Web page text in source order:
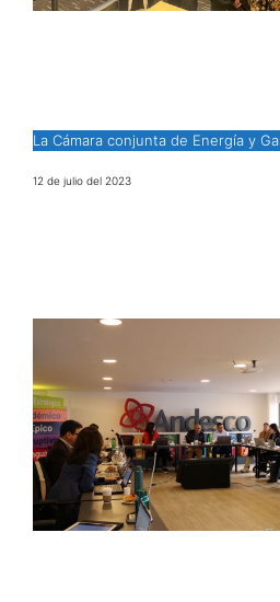
La Cámara conjunta de Energía y
12 de julio del 2023